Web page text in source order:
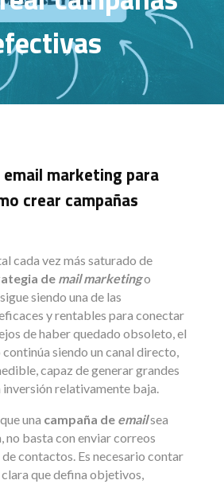
marketing para
crear campañas
cada vez más saturado de
de mail marketingo
siendo una de las
y rentables para conectar
de haber quedado obsoleto, el
siendo un canal directo,
capaz de generar grandes
inversión relativamente baja.
una campaña de emailsea
no basta con enviar correos
contactos. Es necesario contar
que defina objetivos,